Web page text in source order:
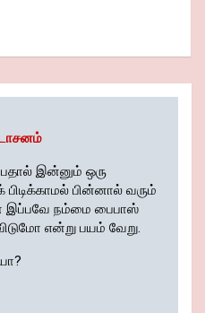
இன்னும் ஒரு
பிடிக்காமல் பின்னால் வரும்
இப்பவே நம்மை பைபாஸ்
என்று பயம் வேறு.